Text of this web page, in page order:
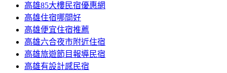
高雄85大樓民宿優惠網
高雄住宿哪間好
高雄便宜住宿推薦
高雄六合夜市附近住宿
高雄旅遊節目報導民宿
高雄有設計感民宿